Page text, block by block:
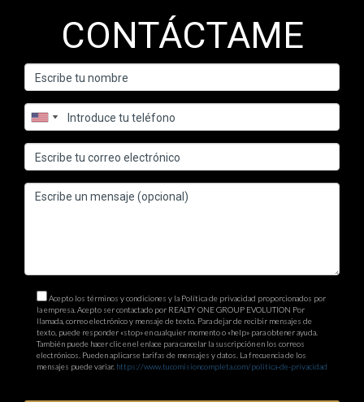
CONTÁCTAME
Acepto los términos y condiciones y la Política de privacidad proporcionados por
la empresa. Acepto ser contactado por REALTY ONE GROUP EVOLUTION Por
llamada, correo electrónico y mensaje de texto. Para dejar de recibir mensajes de
texto, puede responder «stop» en cualquier momento o «help» para obtener ayuda.
También puede hacer clic en el enlace para cancelar la suscripción en los correos
electrónicos. Pueden aplicarse tarifas de mensajes y datos. La frecuencia de los
mensajes puede variar. https://www.tucomisioncompleta.com/politica-de-privacidad